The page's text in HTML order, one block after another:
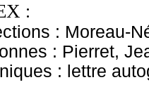
:
: Moreau-
: Pierret,
: lettre